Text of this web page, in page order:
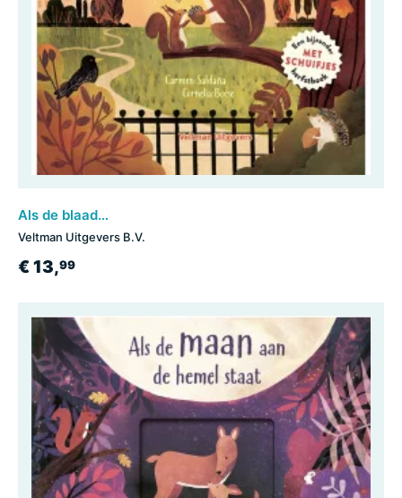
Als de blaadjes vallen
Veltman Uitgevers B.V.
€ 13,99